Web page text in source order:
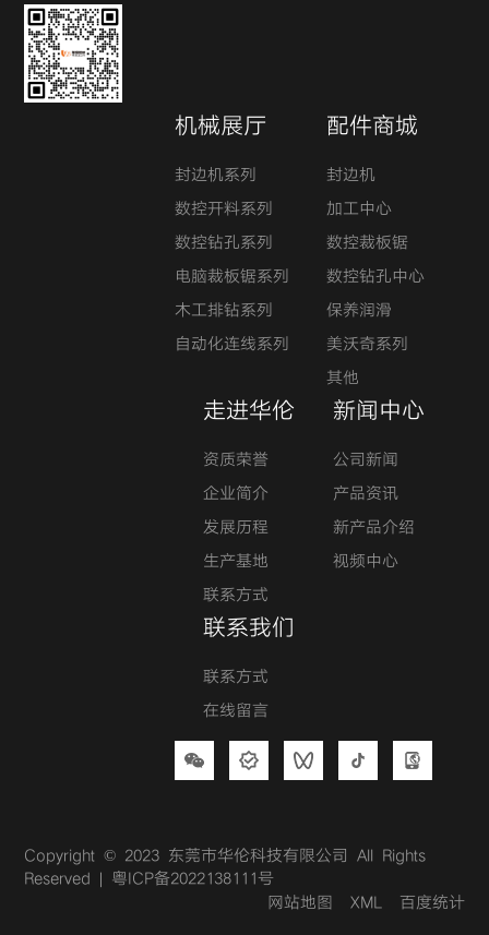
机械展厅
封边机系列
数控开料系列
数控钻孔系列
电脑裁板锯系列
木工排钻系列
自动化连线系列
配件商城
封边机
加工中心
数控裁板锯
数控钻孔中心
保养润滑
美沃奇系列
其他
走进华伦
资质荣誉
企业简介
发展历程
生产基地
联系方式
新闻中心
公司新闻
产品资讯
新产品介绍
视频中心
联系我们
联系方式
在线留言
Copyright © 2023 东莞市华伦科技有限公司 All Rights
Reserved | 粤ICP备2022138111号
网站地图
XML 百度统计